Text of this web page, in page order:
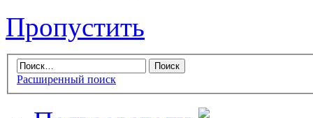
Пропустить
Расширенный поиск